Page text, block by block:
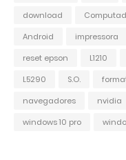
download
Android
impressora
reset epson
L1210
L5290
S.O.
navegadores
nvidia
windows 10 pro